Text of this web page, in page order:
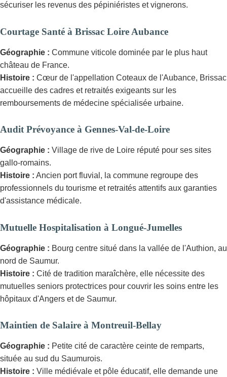
sécuriser les revenus des pépiniéristes et vignerons.
Courtage Santé à Brissac Loire Aubance
Géographie : Commune viticole dominée par le plus haut
château de France.
Histoire : Cœur de l'appellation Coteaux de l'Aubance, Brissac
accueille des cadres et retraités exigeants sur les
remboursements de médecine spécialisée urbaine.
Audit Prévoyance à Gennes-Val-de-Loire
Géographie : Village de rive de Loire réputé pour ses sites
gallo-romains.
Histoire : Ancien port fluvial, la commune regroupe des
professionnels du tourisme et retraités attentifs aux garanties
d'assistance médicale.
Mutuelle Hospitalisation à Longué-Jumelles
Géographie : Bourg centre situé dans la vallée de l'Authion, au
nord de Saumur.
Histoire : Cité de tradition maraîchère, elle nécessite des
mutuelles seniors protectrices pour couvrir les soins entre les
hôpitaux d'Angers et de Saumur.
Maintien de Salaire à Montreuil-Bellay
Géographie : Petite cité de caractère ceinte de remparts,
située au sud du Saumurois.
Histoire : Ville médiévale et pôle éducatif, elle demande une